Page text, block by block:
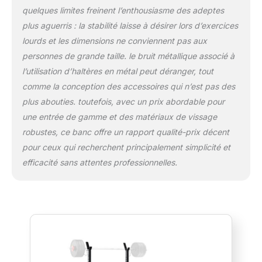
% des parties du corps peuvent être
exercées efficacement avec ce banc
developper coucher complet. Il propose
plusieurs modes (plat, incliné et décliné) pour
répondre aux besoins d'entraînement des
différents groupes musculaires (pectoraux,
épaules, dos, quadriceps et jambier).
Entraînement complet : outre le développé
couché, il permet également d'effectuer des
abdominaux, du développé haltères, des
fentes bulgares (jambe posée sur le banc),
du rack musculation, chaise abdominale et
même des exercices sur chaise romaine.
Ergonomie/Confort élevé: Ce sont les détails
un meilleur soutien. Le dossier ergonomique
réduisant ainsi les tensions dans le bas du
dos pendant l'entraînement. Parmi les détails
quelques limites freinent l’enthousiasme des adeptes
plus aguerris : la stabilité laisse à désirer lors d’exercices
lourds et les dimensions ne conviennent pas aux
personnes de grande taille. le bruit métallique associé à
l’utilisation d’haltères en métal peut déranger, tout
comme la conception des accessoires qui n’est pas des
plus abouties. toutefois, avec un prix abordable pour
une entrée de gamme et des matériaux de vissage
robustes, ce banc offre un rapport qualité-prix décent
pour ceux qui recherchent principalement simplicité et
efficacité sans attentes professionnelles.